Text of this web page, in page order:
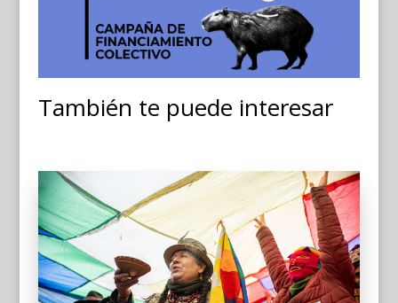
También te puede interesar